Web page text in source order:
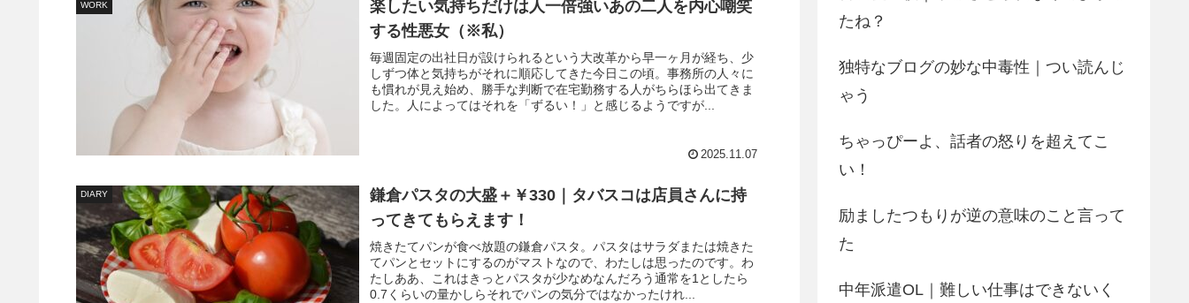
WORK
楽したい気持ちだけは人一倍強いあの二人を内心嘲笑
する性悪女（※私）
毎週固定の出社日が設けられるという大改革から早一ヶ月が経ち、少
しずつ体と気持ちがそれに順応してきた今日この頃。事務所の人々に
も慣れが見え始め、勝手な判断で在宅勤務する人がちらほら出てきま
した。人によってはそれを「ずるい！」と感じるようですが...
2025.11.07
DIARY
鎌倉パスタの大盛＋￥330｜タバスコは店員さんに持
ってきてもらえます！
焼きたてパンが食べ放題の鎌倉パスタ。パスタはサラダまたは焼きた
てパンとセットにするのがマストなので、わたしは思ったのです。わ
たしああ、これはきっとパスタが少なめなんだろう通常を1としたら
0.7くらいの量かしらそれでパンの気分ではなかったけれ...
たね？
独特なブログの妙な中毒性｜つい読んじ
ゃう
ちゃっぴーよ、話者の怒りを超えてこ
い！
励ましたつもりが逆の意味のこと言って
た
中年派遣OL｜難しい仕事はできないく